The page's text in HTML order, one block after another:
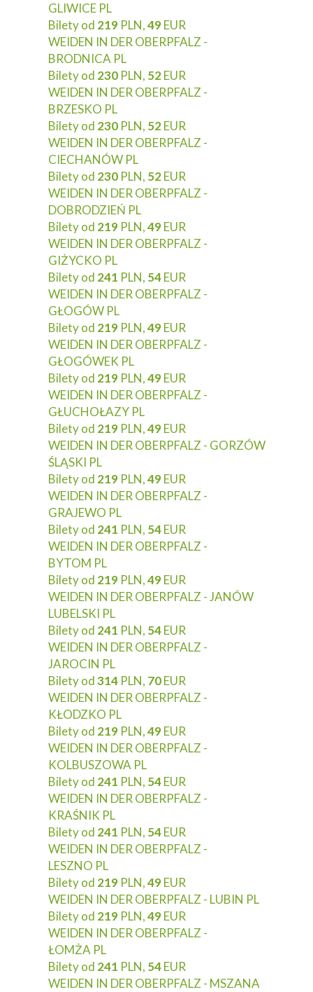
GLIWICE PL
Bilety od 219 PLN,49EUR
WEIDEN IN DER OBERPFALZ -
BRODNICA PL
Bilety od 230 PLN, 52EUR
WEIDEN IN DER OBERPFALZ -
BRZESKO PL
Bilety od 230 PLN, 52EUR
WEIDEN IN DER OBERPFALZ -
CIECHANÓW PL
Bilety od 230 PLN, 52EUR
WEIDEN IN DER OBERPFALZ -
DOBRODZIEŃ PL
Bilety od 219 PLN,49EUR
WEIDEN IN DER OBERPFALZ -
GIŻYCKO PL
Bilety od 241 PLN, 54EUR
WEIDEN IN DER OBERPFALZ -
GŁOGÓW PL
Bilety od 219 PLN,49EUR
WEIDEN IN DER OBERPFALZ -
GŁOGÓWEK PL
Bilety od 219 PLN,49EUR
WEIDEN IN DER OBERPFALZ -
GŁUCHOŁAZY PL
Bilety od 219 PLN,49EUR
WEIDEN IN DER OBERPFALZ - GORZÓW
ŚLĄSKI PL
Bilety od 219 PLN,49EUR
WEIDEN IN DER OBERPFALZ -
GRAJEWO PL
Bilety od 241 PLN, 54EUR
WEIDEN IN DER OBERPFALZ -
BYTOM PL
Bilety od 219 PLN,49EUR
WEIDEN IN DER OBERPFALZ - JANÓW
LUBELSKI PL
Bilety od 241 PLN, 54EUR
WEIDEN IN DER OBERPFALZ -
JAROCIN PL
Bilety od314 PLN, 70EUR
WEIDEN IN DER OBERPFALZ -
KŁODZKO PL
Bilety od 219 PLN,49EUR
WEIDEN IN DER OBERPFALZ -
KOLBUSZOWA PL
Bilety od 241 PLN, 54EUR
WEIDEN IN DER OBERPFALZ -
KRAŚNIK PL
Bilety od 241 PLN, 54EUR
WEIDEN IN DER OBERPFALZ -
LESZNO PL
Bilety od 219 PLN,49EUR
WEIDEN IN DER OBERPFALZ - LUBIN PL
Bilety od 219 PLN,49EUR
WEIDEN IN DER OBERPFALZ -
ŁOMŻA PL
Bilety od 241 PLN, 54EUR
WEIDEN IN DER OBERPFALZ - MSZANA